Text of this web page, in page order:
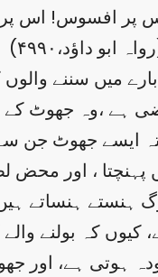
پر افسوس! اس پر
داؤد،۴۹۹۰)
میں سننے والوں
ہے ،وہ جھوٹ کے
ایسے جھوٹ جن
پہنچتا ، اور
ہنستے ہنساتے
کیوں کہ بولنے
ہوتی ہے، اور